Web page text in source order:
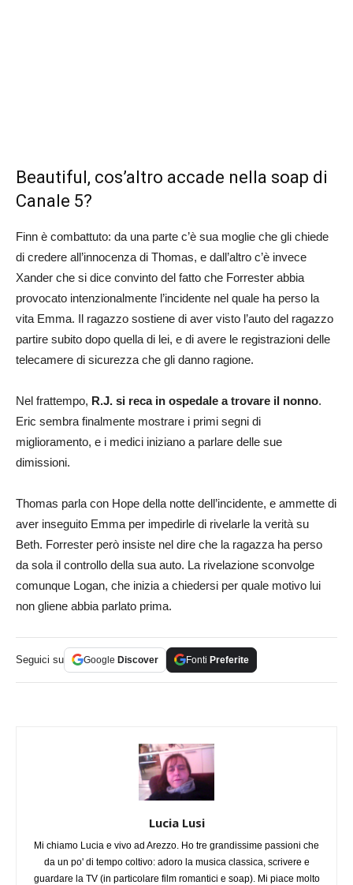
Beautiful, cos’altro accade nella soap di
Canale 5?
Finn è combattuto: da una parte c’è sua moglie che gli chiede
di credere all’innocenza di Thomas, e dall’altro c’è invece
Xander che si dice convinto del fatto che Forrester abbia
provocato intenzionalmente l’incidente nel quale ha perso la
vita Emma. Il ragazzo sostiene di aver visto l’auto del ragazzo
partire subito dopo quella di lei, e di avere le registrazioni delle
telecamere di sicurezza che gli danno ragione.
Nel frattempo, R.J. si reca in ospedale a trovare il nonno.
Eric sembra finalmente mostrare i primi segni di
miglioramento, e i medici iniziano a parlare delle sue
dimissioni.
Thomas parla con Hope della notte dell’incidente, e ammette di
aver inseguito Emma per impedirle di rivelarle la verità su
Beth. Forrester però insiste nel dire che la ragazza ha perso
da sola il controllo della sua auto. La rivelazione sconvolge
comunque Logan, che inizia a chiedersi per quale motivo lui
non gliene abbia parlato prima.
Seguici su Google Discover Fonti Preferite
Lucia Lusi
Mi chiamo Lucia e vivo ad Arezzo. Ho tre grandissime passioni che
da un po' di tempo coltivo: adoro la musica classica, scrivere e
guardare la TV (in particolare film romantici e soap). Mi piace molto